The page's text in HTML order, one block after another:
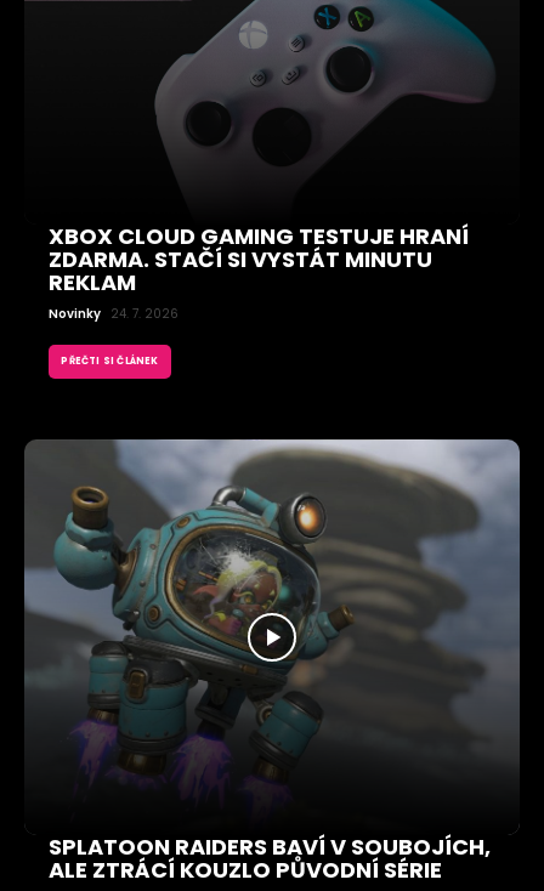
XBOX CLOUD GAMING TESTUJE HRANÍ
ZDARMA. STAČÍ SI VYSTÁT MINUTU
REKLAM
Novinky 24. 7. 2026
PŘEČTI SI ČLÁNEK
SPLATOON RAIDERS BAVÍ V SOUBOJÍCH,
ALE ZTRÁCÍ KOUZLO PŮVODNÍ SÉRIE